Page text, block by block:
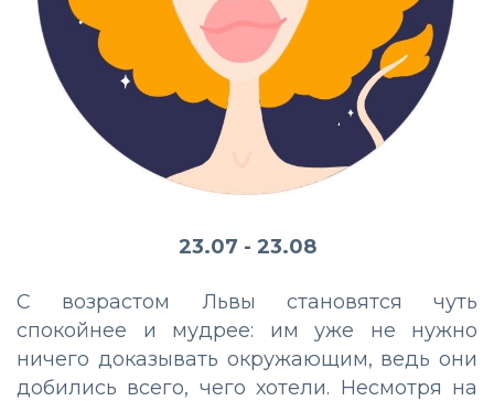
23.07 - 23.08
С возрастом Львы становятся чуть
спокойнее и мудрее: им уже не нужно
ничего доказывать окружающим, ведь они
добились всего, чего хотели. Несмотря на